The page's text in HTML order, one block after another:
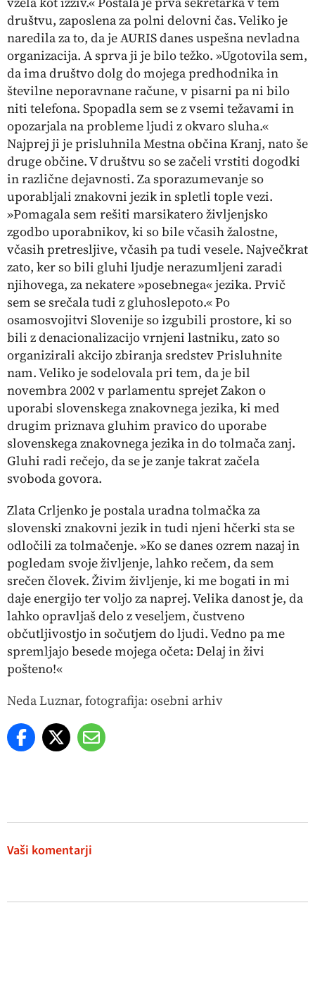
društvu, zaposlena za polni delovni čas. Veliko je
naredila za to, da je AURIS danes uspešna nevladna
organizacija. A sprva ji je bilo težko. »Ugotovila sem,
da ima društvo dolg do mojega predhodnika in
številne neporavnane račune, v pisarni pa ni bilo
niti telefona. Spopadla sem se z vsemi težavami in
opozarjala na probleme ljudi z okvaro sluha.«
Najprej ji je prisluhnila Mestna občina Kranj, nato še
druge občine. V društvu so se začeli vrstiti dogodki
in različne dejavnosti. Za sporazumevanje so
uporabljali znakovni jezik in spletli tople vezi.
»Pomagala sem rešiti marsikatero življenjsko
zgodbo uporabnikov, ki so bile včasih žalostne,
včasih pretresljive, včasih pa tudi vesele. Največkrat
zato, ker so bili gluhi ljudje nerazumljeni zaradi
njihovega, za nekatere »posebnega« jezika. Prvič
sem se srečala tudi z gluhoslepoto.« Po
osamosvojitvi Slovenije so izgubili prostore, ki so
bili z denacionalizacijo vrnjeni lastniku, zato so
organizirali akcijo zbiranja sredstevPrisluhnite
nam. Veliko je sodelovala pri tem, da je bil
novembra 2002 v parlamentu sprejet Zakon o
uporabi slovenskega znakovnega jezika, ki med
drugim priznava gluhim pravico do uporabe
slovenskega znakovnega jezika in do tolmača zanj.
Gluhi radi rečejo, da se je zanje takrat začela
svoboda govora.
Zlata Crljenko je postala uradna tolmačka za
slovenski znakovni jezik in tudi njeni hčerki sta se
odločili za tolmačenje. »Ko se danes ozrem nazaj in
pogledam svoje življenje, lahko rečem, da sem
srečen človek. Živim življenje, ki me bogati in mi
daje energijo ter voljo za naprej. Velika danost je, da
lahko opravljaš delo z veseljem, čustveno
občutljivostjo in sočutjem do ljudi. Vedno pa me
spremljajo besede mojega očeta: Delaj in živi
pošteno!«
Neda Luznar, fotografija: osebni arhiv
Vaši komentarji